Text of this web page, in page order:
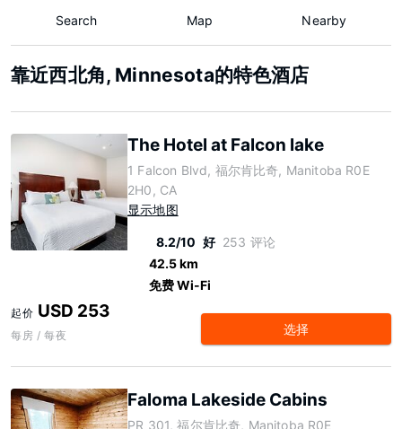
Search Map Nearby
靠近西北角, Minnesota的特色酒店
The Hotel at Falcon lake
1 Falcon Blvd, 福尔肯比奇, Manitoba R0E
2H0, CA
显示地图
8.2/10 好 253 评论
42.5 km
免费 Wi-Fi
起价 USD 253
每房 / 每夜 选择
Faloma Lakeside Cabins
PR 301, 福尔肯比奇, Manitoba R0E